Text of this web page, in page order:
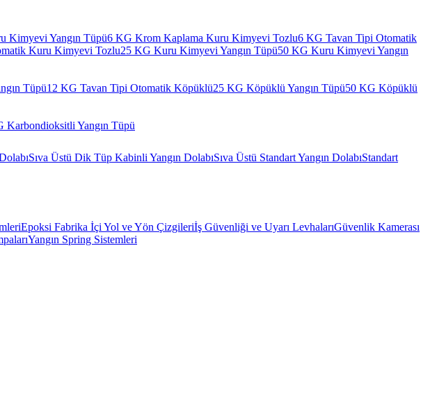
Kimyevi Yangın Tüpü6 KG Krom Kaplama Kuru Kimyevi Tozlu6 KG Tavan Tipi Otomatik
Kuru Kimyevi Tozlu25 KG Kuru Kimyevi Yangın Tüpü50 KG Kuru Kimyevi Yangın
Tüpü12 KG Tavan Tipi Otomatik Köpüklü25 KG Köpüklü Yangın Tüpü50 KG Köpüklü
Karbondioksitli Yangın Tüpü
Sıva Üstü Dik Tüp Kabinli Yangın DolabıSıva Üstü Standart Yangın DolabıStandart
Epoksi Fabrika İçi Yol ve Yön Çizgileriİş Güvenliği ve Uyarı LevhalarıGüvenlik Kamerası
Yangın Spring Sistemleri